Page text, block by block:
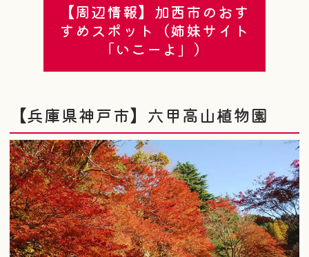
【周辺情報】加西市のおす
すめスポット（姉妹サイト
「いこーよ」）
【兵庫県神戸市】六甲高山植物園